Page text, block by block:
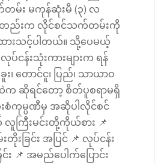
မ်း မကုန်ဆုံးမီ (၃) လ
ည်းက လိုင်စင်သက်တမ်းကို
ားသင့်ပါတယ်။ သို့ပေမယ့်
ငန်းသုံးကားများက ရန်
း၊ တောင်ငူ၊ ပြည်၊ သာယာဝ
က ဆိုရင်တော့ စိတ်ပူစရာမရှိ
းစံကုမ္ပဏီမှ အဆိုပါလိုင်စင်
လူကြီးမင်းတို့ကိုယ်စား 📌
ခြင်း အပြင် 📌 လုပ်ငန်း
း 📌 အမည်ပေါက်ပြောင်း